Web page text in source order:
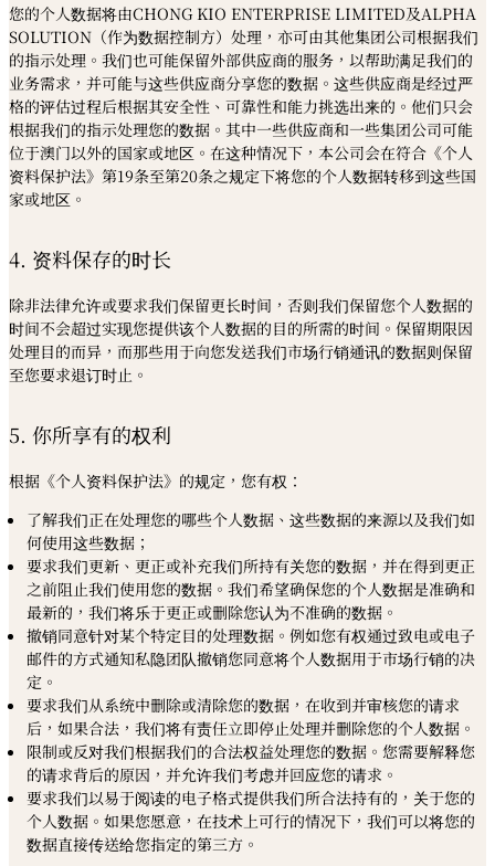
您的个人数据将由CHONG KIO ENTERPRISE LIMITED及ALPHA
SOLUTION（作为数据控制方）处理，亦可由其他集团公司根据我们
的指示处理。我们也可能保留外部供应商的服务，以帮助满足我们的
业务需求，并可能与这些供应商分享您的数据。这些供应商是经过严
格的评估过程后根据其安全性、可靠性和能力挑选出来的。他们只会
根据我们的指示处理您的数据。其中一些供应商和一些集团公司可能
位于澳门以外的国家或地区。在这种情况下，本公司会在符合《个人
资料保护法》第19条至第20条之规定下将您的个人数据转移到这些国
家或地区。
4. 资料保存的时长
除非法律允许或要求我们保留更长时间，否则我们保留您个人数据的
时间不会超过实现您提供该个人数据的目的所需的时间。保留期限因
处理目的而异，而那些用于向您发送我们市场行销通讯的数据则保留
至您要求退订时止。
5. 你所享有的权利
根据《个人资料保护法》的规定，您有权：
了解我们正在处理您的哪些个人数据、这些数据的来源以及我们如
何使用这些数据；
要求我们更新、更正或补充我们所持有关您的数据，并在得到更正
之前阻止我们使用您的数据。我们希望确保您的个人数据是准确和
最新的，我们将乐于更正或删除您认为不准确的数据。
撤销同意针对某个特定目的处理数据。例如您有权通过致电或电子
邮件的方式通知私隐团队撤销您同意将个人数据用于市场行销的决
定。
要求我们从系统中删除或清除您的数据，在收到并审核您的请求
后，如果合法，我们将有责任立即停止处理并删除您的个人数据。
限制或反对我们根据我们的合法权益处理您的数据。您需要解释您
的请求背后的原因，并允许我们考虑并回应您的请求。
要求我们以易于阅读的电子格式提供我们所合法持有的，关于您的
个人数据。如果您愿意，在技术上可行的情况下，我们可以将您的
数据直接传送给您指定的第三方。